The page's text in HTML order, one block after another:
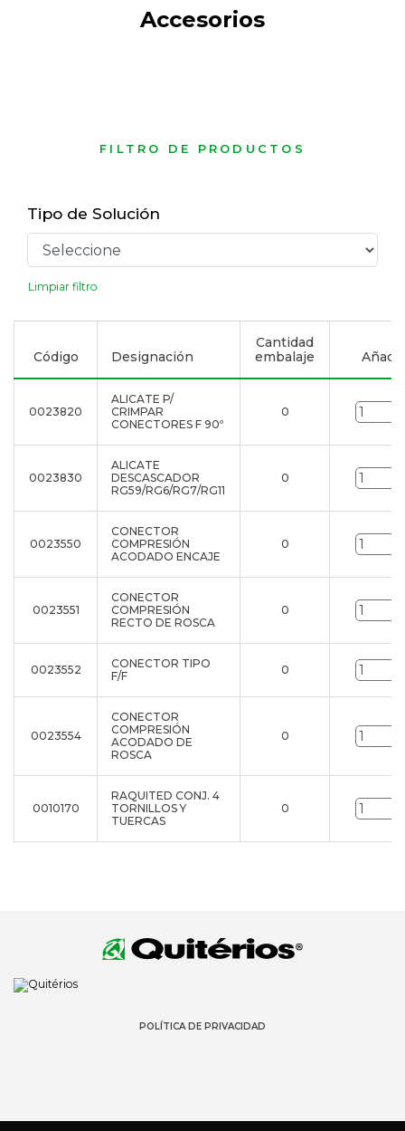
Accesorios
FILTRO DE PRODUCTOS
Tipo de Solución
Limpiar filtro
Código Designación
Cantidad
embalaje
0023820
ALICATE P/
CRIMPAR
CONECTORES F 90º
0
0023830
ALICATE
DESCASCADOR
RG59/RG6/RG7/RG11
0
0023550
CONECTOR
COMPRESIÓN
ACODADO ENCAJE
0
0023551
CONECTOR
COMPRESIÓN
RECTO DE ROSCA
0
0023552
CONECTOR TIPO
F/F
0
0023554
CONECTOR
COMPRESIÓN
ACODADO DE
ROSCA
0
0010170
RAQUITED CONJ. 4
TORNILLOS Y
TUERCAS
0
POLÍTICA DE PRIVACIDAD